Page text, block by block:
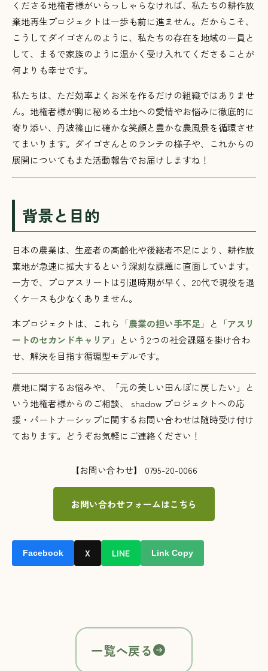
くださる地権者様がいらっしゃらなければ、私たちの耕作放
棄地再生プロジェクトは一歩も前に進ません。だからこそ、
こうしてダイゴさんのように、私たちの存在を地域の一員と
して、まるで家族のように温かく受け入れてくださることが
何よりも幸せです。
私たちは、ただ効率よくお米を作るだけの組織ではありませ
ん。地権者様が胸に秘める土地への愛情やお悩みに徹底的に
寄り添い、丹波篠山に確かな笑顔と豊かな農風景を循環させ
てまいります。ダイゴさんとのランチの様子や、これからの
展開についてもまた活動報告でお届けしますね！
背景と目的
日本の農業は、生産者の高齢化や後継者不足により、耕作放
棄地が急速に拡大するという深刻な課題に直面しています。
一方で、プロアスリートは引退時期が早く、20代で現役を退
くケースも少なくありません。
本プロジェクトは、これら
「農業の担い手不足」 と
「アスリ
ートのセカンドキャリア」
という2つの社会課題を掛け合わ
せ、解決を目指す循環型モデルです。
農地に関するお悩みや、「元の美しい田んぼに戻したい」と
いう地権者様からのご相談、 shadow プロジェクトへの応
援・パートナーシップに関するお問い合わせは随時受け付け
ております。どうぞお気軽にご連絡ください！
【お問い合わせ】 0795-20-0066
お問い合わせフォームはこちら
Facebook X LINE Link Copy
一覧へ戻る